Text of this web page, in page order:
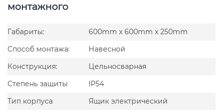
монтажного
Габариты:
600mm x 600mm x 250mm
Способ монтажа:
Навесной
Конструкция:
Цельносварная
Степень защиты
IP54
Тип корпуса
Ящик электрический